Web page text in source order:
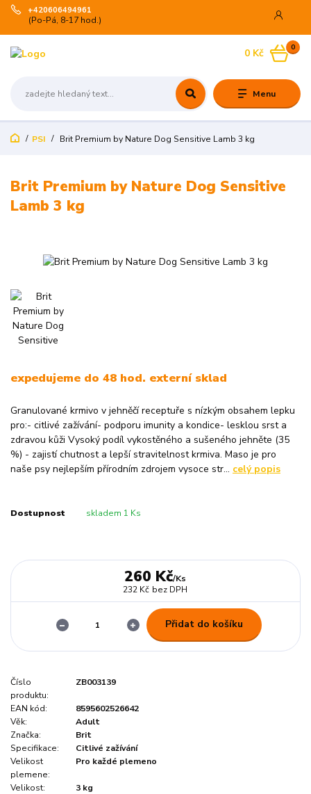
Menu
+420606494961
(Po-Pá, 8-17 hod.)
0
0 Kč
PSI Brit Premium by Nature Dog Sensitive Lamb 3 kg
Brit Premium by Nature Dog Sensitive
Lamb 3 kg
expedujeme do 48 hod. externí sklad
Granulované krmivo v jehněčí receptuře s nízkým obsahem lepku
pro:- citlivé zažívání- podporu imunity a kondice- lesklou srst a
zdravou kůži Vysoký podíl vykostěného a sušeného jehněte (35
%) - zajistí chutnost a lepší stravitelnost krmiva. Maso je pro
naše psy nejlepším přírodním zdrojem vysoce str... celý popis
Dostupnost skladem 1 Ks
260 Kč/Ks
232 Kč bez DPH
Přidat do košíku
Číslo
produktu:
ZB003139
EAN kód:
8595602526642
Věk:
Adult
Značka:
Brit
Specifikace:
Citlivé zažívání
Velikost
plemene:
Pro každé plemeno
Velikost:
3 kg